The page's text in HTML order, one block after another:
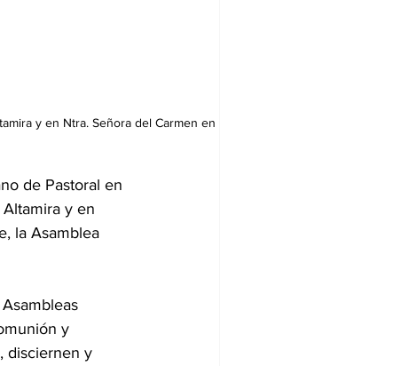
y en Ntra. Señora del Carmen en
de Pastoral en
y en
la Asamblea
y
disciernen y